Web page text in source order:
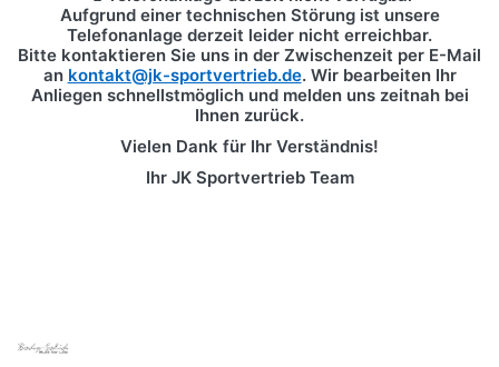
Aufgrund einer technischen Störung ist unsere
Telefonanlage derzeit leider nicht erreichbar.
Bitte kontaktieren Sie uns in der Zwischenzeit per E-Mail
an kontakt@jk-sportvertrieb.de. Wir bearbeiten Ihr
Anliegen schnellstmöglich und melden uns zeitnah bei
Ihnen zurück.
Vielen Dank für Ihr Verständnis!
Ihr JK Sportvertrieb Team